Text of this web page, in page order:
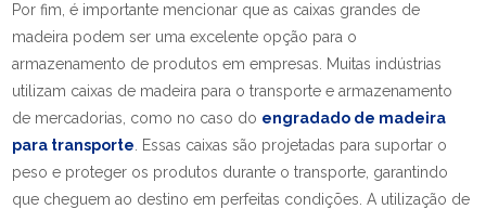
Por fim, é importante mencionar que as caixas grandes de
madeira podem ser uma excelente opção para o
armazenamento de produtos em empresas. Muitas indústrias
utilizam caixas de madeira para o transporte e armazenamento
de mercadorias, como no caso do engradado de madeira
para transporte . Essas caixas são projetadas para suportar o
peso e proteger os produtos durante o transporte, garantindo
que cheguem ao destino em perfeitas condições. A utilização de